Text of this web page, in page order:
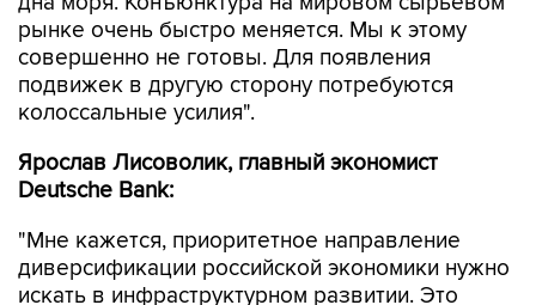
рынке очень быстро меняется. Мы к этому
совершенно не готовы. Для появления
подвижек в другую сторону потребуются
колоссальные усилия".
Ярослав Лисоволик, главный экономист
Deutsche Bank:
"Мне кажется, приоритетное направление
диверсификации российской экономики нужно
искать в инфраструктурном развитии. Это